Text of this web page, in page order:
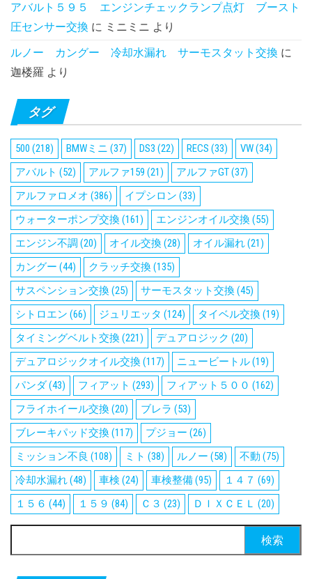
アバルト５９５ エンジンチェックランプ点灯 ブースト
圧センサー交換 に ミニミニ より
ルノー カングー 冷却水漏れ サーモスタット交換 に
迦楼羅 より
タグ
500 (218) BMWミニ (37) DS3 (22) RECS (33) VW(34)
アバルト (52) アルファ159 (21) アルファGT(37)
アルファロメオ (386) イプシロン (33)
ウォーターポンプ交換(161) エンジンオイル交換(55)
エンジン不調 (20) オイル交換(28) オイル漏れ(21)
カングー (44) クラッチ交換(135)
サスペンション交換(25) サーモスタット交換(45)
シトロエン (66) ジュリエッタ (124) タイベル交換(19)
タイミングベルト交換(221) デュアロジック (20)
デュアロジックオイル交換(117) ニュービートル(19)
パンダ(43) フィアット (293) フィアット５００ (162)
フライホイール交換(20) ブレラ (53)
ブレーキパッド交換(117) プジョー (26)
ミッション不良 (108) ミト (38) ルノー (58) 不動 (75)
冷却水漏れ(48) 車検 (24) 車検整備(95) １４７ (69)
１５６ (44) １５９ (84) Ｃ３ (23) ＤＩＸＣＥＬ (20)
索: